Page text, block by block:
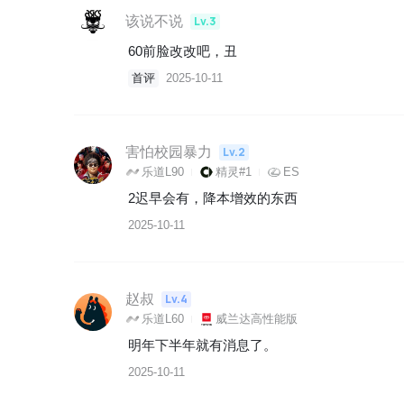
该说不说
Lv.3
60前脸改改吧，丑
首评 2025-10-11
害怕校园暴力 Lv.2
乐道L90 精灵#1 ES
2迟早会有，降本增效的东西
2025-10-11
赵叔 Lv.4
乐道L60 威兰达高性能版
明年下半年就有消息了。
2025-10-11